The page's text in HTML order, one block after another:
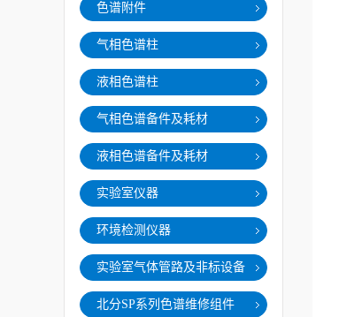
色谱附件
气相色谱柱
液相色谱柱
气相色谱备件及耗材
液相色谱备件及耗材
实验室仪器
环境检测仪器
实验室气体管路及非标设备
北分SP系列色谱维修组件